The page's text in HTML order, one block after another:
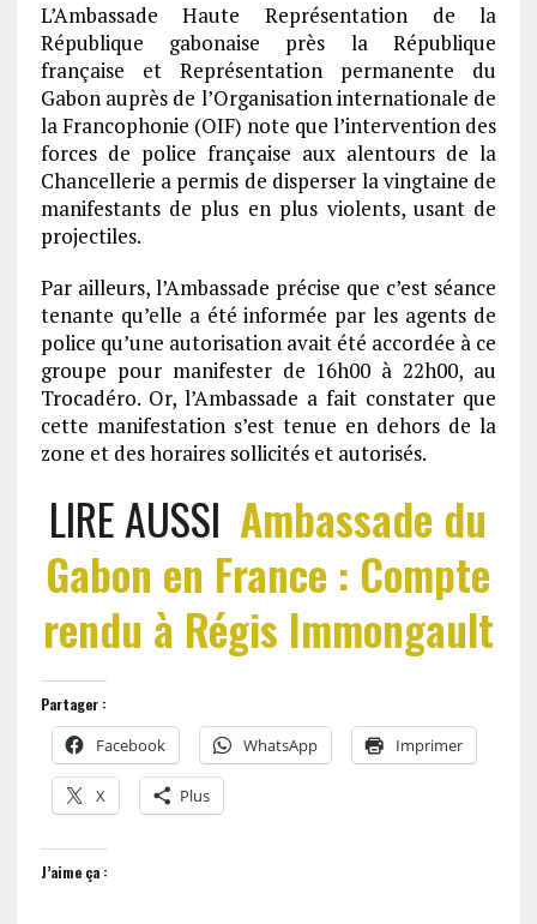
L’Ambassade Haute Représentation de la
République gabonaise près la République
française et Représentation permanente du
Gabon auprès de l’Organisation internationale de
la Francophonie (OIF) note que l’intervention des
forces de police française aux alentours de la
Chancellerie a permis de disperser la vingtaine de
manifestants de plus en plus violents, usant de
projectiles.
Par ailleurs, l’Ambassade précise que c’est séance
tenante qu’elle a été informée par les agents de
police qu’une autorisation avait été accordée à ce
groupe pour manifester de 16h00 à 22h00, au
Trocadéro. Or, l’Ambassade a fait constater que
cette manifestation s’est tenue en dehors de la
zone et des horaires sollicités et autorisés.
LIRE AUSSI Ambassade du
Gabon en France : Compte
rendu à Régis Immongault
Partager :
Facebook WhatsApp Imprimer
X Plus
J’aime ça :